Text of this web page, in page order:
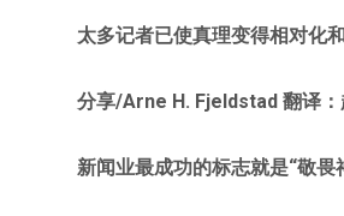
太多记者已使真理变得相对化
分享/Arne H. Fjeldstad 翻译：
新闻业最成功的标志就是“敬畏